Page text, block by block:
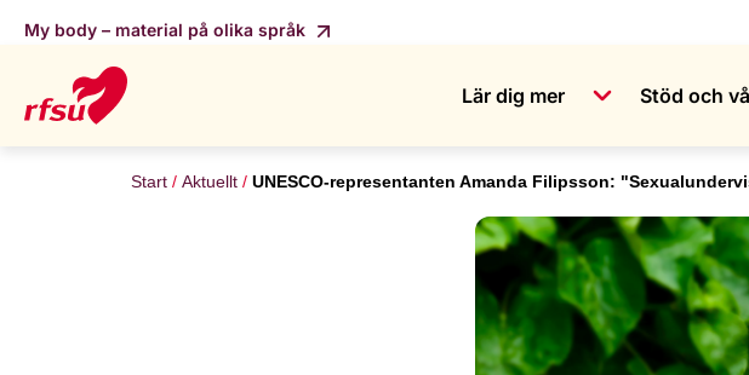
My body – material på olika språk
Lär dig mer Stöd och
Start Aktuellt UNESCO-representanten Amanda Filipsson: